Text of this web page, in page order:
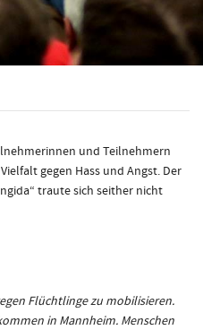
und Teilnehmern
gegen Hass und Angst. Der
traute sich seither nicht
Flüchtlinge zu mobilisieren.
in Mannheim. Menschen